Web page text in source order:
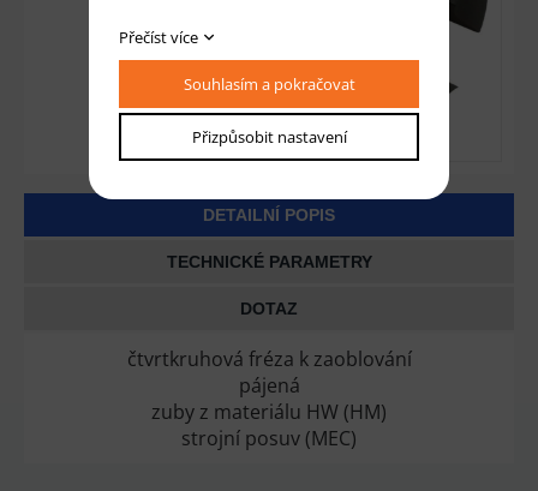
DETAILNÍ POPIS
TECHNICKÉ PARAMETRY
DOTAZ
čtvrtkruhová fréza k zaoblování
pájená
zuby z materiálu HW (HM)
strojní posuv (MEC)
Přečíst více
Souhlasím a pokračovat
Přizpůsobit nastavení